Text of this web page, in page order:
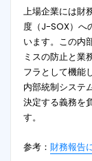
上場企業には財
度（J-SOX）へ
います。この内
ミスの防止と業
フラとして機能
内部統制システ
決定する義務を
す。
参考： 財務報告